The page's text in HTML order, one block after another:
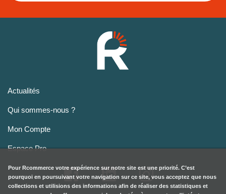
Actualités
Qui sommes-nous ?
Mon Compte
Espace Pro
Pour Rcommerce votre expérience sur notre site est une priorité. C’est
pourquoi en poursuivant votre navigation sur ce site, vous acceptez que nous
collections et utilisions des informations afin de réaliser des statistiques et